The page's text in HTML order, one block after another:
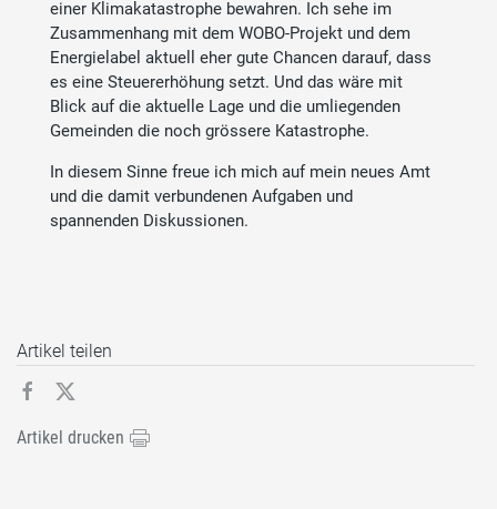
einer Klimakatastrophe bewahren. Ich sehe im
Zusammenhang mit dem WOBO-Projekt und dem
Energielabel aktuell eher gute Chancen darauf, dass
es eine Steuererhöhung setzt. Und das wäre mit
Blick auf die aktuelle Lage und die umliegenden
Gemeinden die noch grössere Katastrophe.
In diesem Sinne freue ich mich auf mein neues Amt
und die damit verbundenen Aufgaben und
spannenden Diskussionen.
Artikel teilen
Artikel drucken